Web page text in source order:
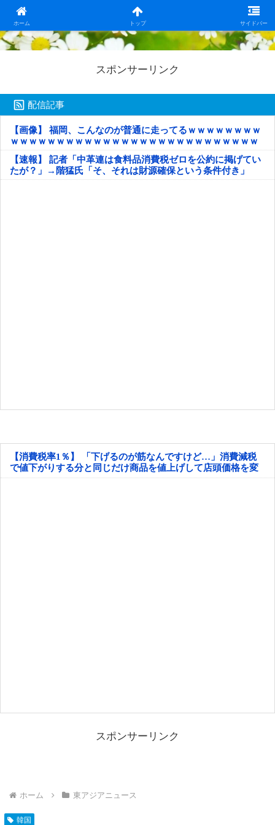
ホーム トップ サイドバー
日本第一！ニュース録
スポンサーリンク
配信記事
【画像】 福岡、こんなのが普通に走ってるｗｗｗｗｗｗｗｗ
ｗｗｗｗｗｗｗｗｗｗｗｗｗｗｗｗｗｗｗｗｗｗｗｗｗｗｗ
ｗｗｗｗｗ
【速報】 記者「中革連は食料品消費税ゼロを公約に掲げてい
たが？」→階猛氏「そ、それは財源確保という条件付き」
【消費税率1％】 「下げるのが筋なんですけど…」消費減税
で値下がりする分と同じだけ商品を値上げして店頭価格を変
えない店も
スポンサーリンク
ホーム 東アジアニュース
韓国